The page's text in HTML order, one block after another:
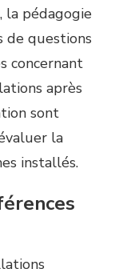
la pédagogie
de questions
concernant
après
sont
la
installés.